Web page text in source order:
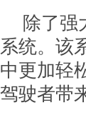
除了强
系统。该
中更加轻
驾驶者带